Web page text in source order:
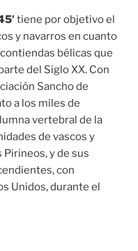
tiene por objetivo el
y navarros en cuanto
bélicas que
del Siglo XX. Con
Sancho de
a los miles de
vertebral de la
de vascos y
Pirineos, y de sus
con
Unidos, durante el